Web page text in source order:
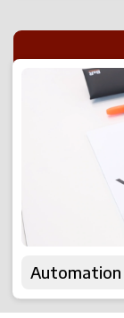
Automation